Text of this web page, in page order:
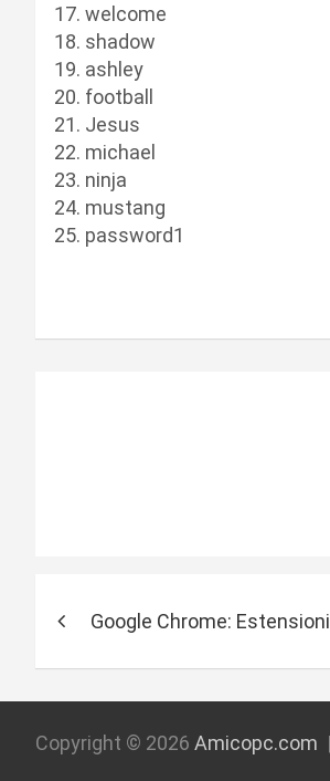
welcome
shadow
ashley
football
Jesus
michael
ninja
mustang
password1
i
Google Chrome:
Copyright © 2026 Amicopc.com